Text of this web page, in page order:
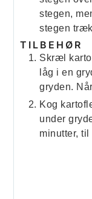
stegen,
stegen
TILBEHØR
Skræl
låg i en
gryden.
Kog
under
minutter,